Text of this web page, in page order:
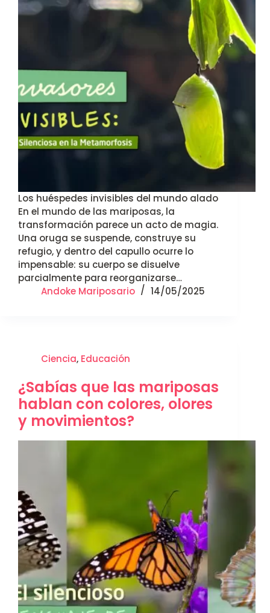
Los huéspedes invisibles del mundo alado
En el mundo de las mariposas, la
transformación parece un acto de magia.
Una oruga se suspende, construye su
refugio, y dentro del capullo ocurre lo
impensable: su cuerpo se disuelve
parcialmente para reorganizarse…
Andoke Mariposario
14/05/2025
Ciencia, Educación
¿Sabías que las mariposas
hablan con colores, olores
y movimientos?